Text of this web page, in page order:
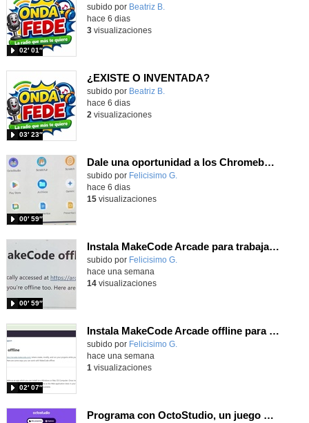
Contenido educativo.
subido por Beatriz B.
02′ 01″
hace 6 dias
3visualizaciones
¿EXISTE O INVENTADA?
Contenido educativo.
subido por Beatriz B.
03′ 23″
hace 6 dias
2 visualizaciones
Dale una oportunidad a los Chromebooks y utiliza un proyector para realizar talleres si no tienes pantallas táctiles
Contenido educativo.
subido por Felicisimo G.
00′ 59″
hace 6 dias
15visualizaciones
Instala MakeCode Arcade para trabajar offline en tu tablet, ordenador, Chromebook
Contenido educativo.
subido por Felicisimo G.
00′ 59″
hace una semana
14visualizaciones
Instala MakeCode Arcade offline para programar grandes juegos sin necesidad de Internet
Contenido educativo.
subido por Felicisimo G.
02′ 07″
hace una semana
1 visualizaciones
Programa con OctoStudio, un juego de disparos contra Zombies con un cargador basado en el House of the dead